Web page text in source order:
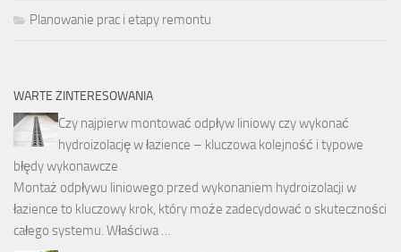
Planowanie prac i etapy remontu
WARTE ZINTERESOWANIA
Czy najpierw montować odpływ liniowy czy wykonać
hydroizolację w łazience – kluczowa kolejność i typowe
błędy wykonawcze
Montaż odpływu liniowego przed wykonaniem hydroizolacji w
łazience to kluczowy krok, który może zadecydować o skuteczności
całego systemu. Właściwa …